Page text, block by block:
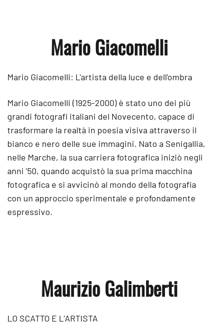
Mario Giacomelli
Mario Giacomelli: L'artista della luce e dell'ombra
Mario Giacomelli (1925-2000) è stato uno dei più
grandi fotografi italiani del Novecento, capace di
trasformare la realtà in poesia visiva attraverso il
bianco e nero delle sue immagini. Nato a Senigallia,
nelle Marche, la sua carriera fotografica iniziò negli
anni ’50, quando acquistò la sua prima macchina
fotografica e si avvicinò al mondo della fotografia
con un approccio sperimentale e profondamente
espressivo.
Maurizio Galimberti
LO SCATTO E L’ARTISTA